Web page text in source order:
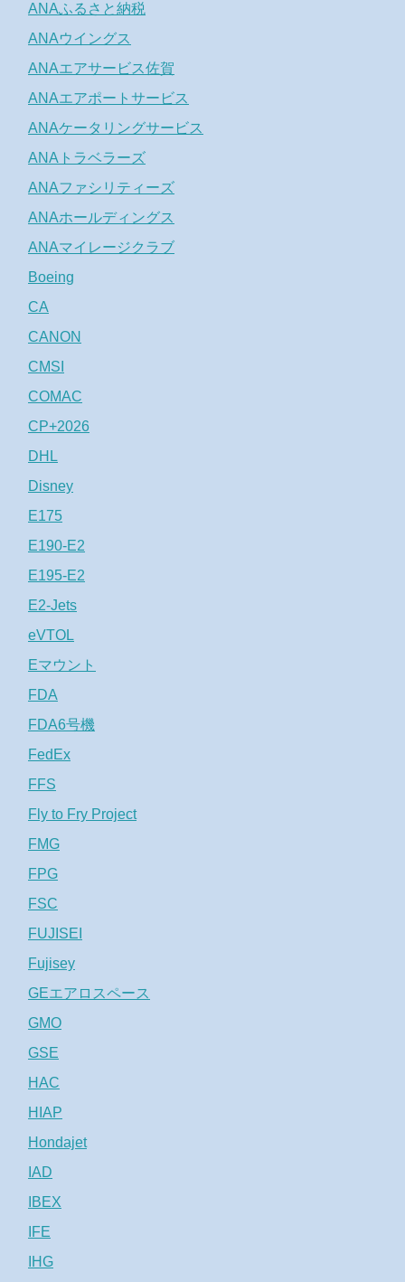
ANAふるさと納税
ANAウイングス
ANAエアサービス佐賀
ANAエアポートサービス
ANAケータリングサービス
ANAトラベラーズ
ANAファシリティーズ
ANAホールディングス
ANAマイレージクラブ
Boeing
CA
CANON
CMSI
COMAC
CP+2026
DHL
Disney
E175
E190-E2
E195-E2
E2-Jets
eVTOL
Eマウント
FDA
FDA6号機
FedEx
FFS
Fly to Fry Project
FMG
FPG
FSC
FUJISEI
Fujisey
GEエアロスペース
GMO
GSE
HAC
HIAP
Hondajet
IAD
IBEX
IFE
IHG